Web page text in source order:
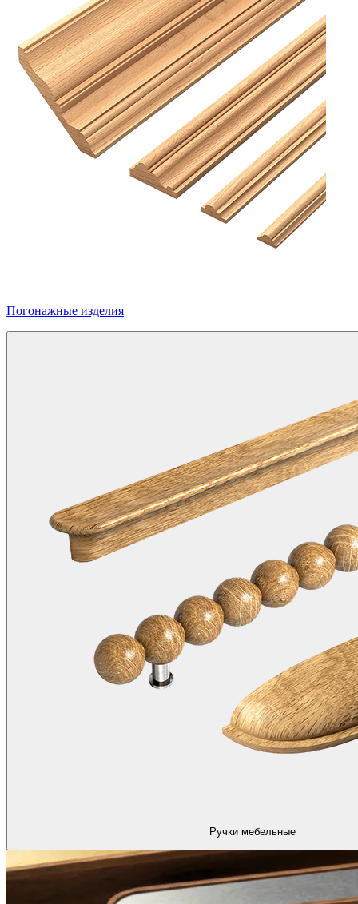
Погонажные изделия
Ручки мебельные